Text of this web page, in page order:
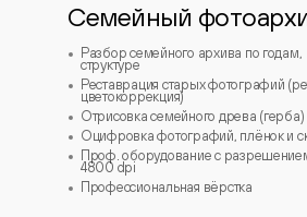
Семейный
Разбор семейного архива по годам,
структуре
Реставрация старых фотографий
цветокоррекция)
Отрисовка семейного древа (герба)
Оцифровка фотографий, плёнок и
Проф. оборудование с
4800 dpi
Профессиональная вёрстка